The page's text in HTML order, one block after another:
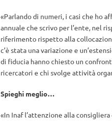
«Parlando di numeri, i casi che ho
annuale che scrivo per l’ente, nel
riferimento rispetto alla
c’è stata una variazione e
di fiducia hanno chiesto un
ricercatori e chi svolge attività
Spieghi meglio…
«In Inaf l’attenzione alla